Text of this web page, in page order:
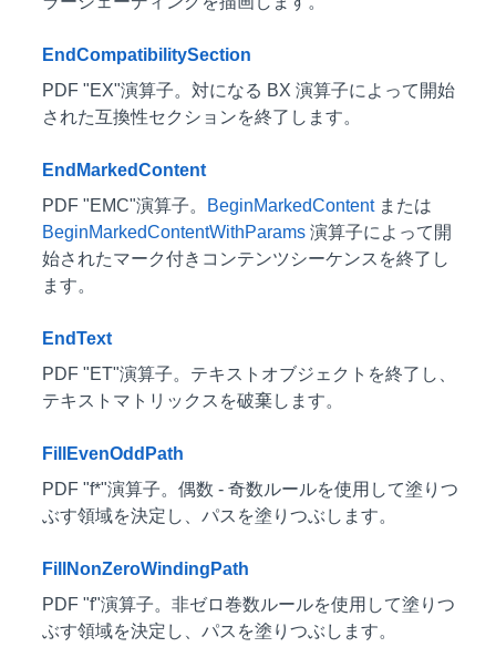
EndCompatibilitySection
PDF "EX"演算子。対になる BX 演算子によって開始
された互換性セクションを終了します。
EndMarkedContent
PDF "EMC"演算子。
BeginMarkedContentまたは
BeginMarkedContentWithParams 演算子によって開
始されたマーク付きコンテンツシーケンスを終了し
ます。
EndText
PDF "ET"演算子。テキストオブジェクトを終了し、
テキストマトリックスを破棄します。
FillEvenOddPath
PDF "f*"演算子。偶数 - 奇数ルールを使用して塗りつ
ぶす領域を決定し、パスを塗りつぶします。
FillNonZeroWindingPath
PDF "f"演算子。非ゼロ巻数ルールを使用して塗りつ
ぶす領域を決定し、パスを塗りつぶします。